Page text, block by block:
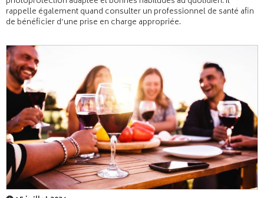
rappelle également quand consulter un professionnel de santé afin
de bénéficier d’une prise en charge appropriée.